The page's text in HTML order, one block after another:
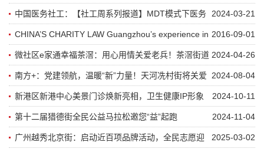
2024-03-21
中国医务社工：【社工周系列报道】MDT模式下医务
社工介入安宁疗护个案的实践与反思 2016-09-01
CHINA’S CHARITY LAW Guangzhou’s experience in
fund... 2024-04-26
微社区e家通幸福茶滘：用心用情关爱老兵！茶滘街道
走访慰问退役军人 2024-08-04
南方+：党建领航，温暖“新”力量！天河冼村街将关爱
送给新就业群体 2024-10-11
新港区新港中心美景门诊焕新亮相，卫生健康IP形象
“豚小新”正式发布 2024-11-04
第十二届猎德街全民公益马拉松邀您“益”起跑
2025-03-02
广州越秀北京街：启动近百项品牌活动，全民志愿迎